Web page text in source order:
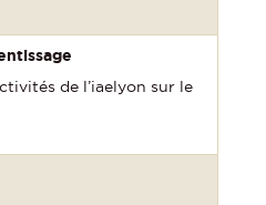
de l’iaelyon sur le